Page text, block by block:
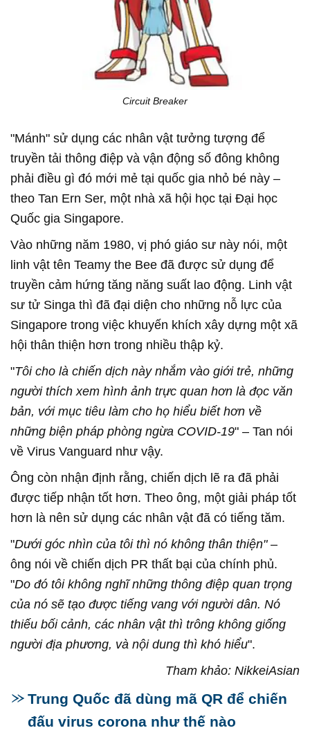
Circuit Breaker
"Mánh" sử dụng các nhân vật tưởng tượng để
truyền tải thông điệp và vận động số đông không
phải điều gì đó mới mẻ tại quốc gia nhỏ bé này –
theo Tan Ern Ser, một nhà xã hội học tại Đại học
Quốc gia Singapore.
Vào những năm 1980, vị phó giáo sư này nói, một
linh vật tên Teamy the Bee đã được sử dụng để
truyền cảm hứng tăng năng suất lao động. Linh vật
sư tử Singa thì đã đại diện cho những nỗ lực của
Singapore trong việc khuyến khích xây dựng một xã
hội thân thiện hơn trong nhiều thập kỷ.
"Tôi cho là chiến dịch này nhắm vào giới trẻ, những
người thích xem hình ảnh trực quan hơn là đọc văn
bản, với mục tiêu làm cho họ hiểu biết hơn về
những biện pháp phòng ngừa COVID-19" – Tan nói
về Virus Vanguard như vậy.
Ông còn nhận định rằng, chiến dịch lẽ ra đã phải
được tiếp nhận tốt hơn. Theo ông, một giải pháp tốt
hơn là nên sử dụng các nhân vật đã có tiếng tăm.
"Dưới góc nhìn của tôi thì nó không thân thiện"–
ông nói về chiến dịch PR thất bại của chính phủ.
"Do đó tôi không nghĩ những thông điệp quan trọng
của nó sẽ tạo được tiếng vang với người dân. Nó
thiếu bối cảnh, các nhân vật thì trông không giống
người địa phương, và nội dung thì khó hiểu".
Tham khảo: NikkeiAsian
Trung Quốc đã dùng mã QR để chiến
đấu virus corona như thế nào